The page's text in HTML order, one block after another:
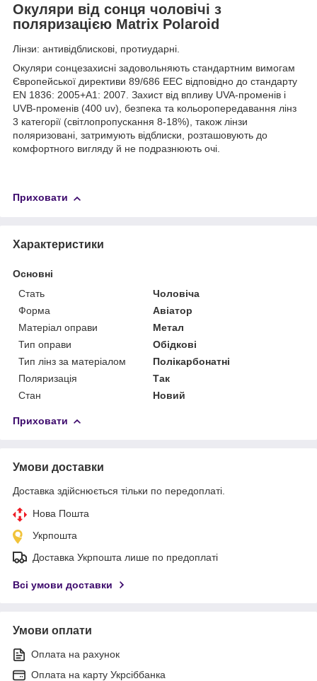
Окуляри від сонця чоловічі з
поляризацією Matrix Polaroid
Лінзи: антивідблискові, протиударні.
Окуляри сонцезахисні задовольняють стандартним вимогам
Європейської директиви 89/686 ЕЕС відповідно до стандарту
EN 1836: 2005+А1: 2007. Захист від впливу UVA-променів і
UVB-променів (400 uv), безпека та кольоропередавання лінз
3 категорії (світлопропускання 8-18%), також лінзи
поляризовані, затримують відблиски, розташовують до
комфортного вигляду й не подразнюють очі.
Приховати
Характеристики
Основні
Стать
Чоловіча
Форма
Авіатор
Матеріал оправи
Метал
Тип оправи
Обідкові
Тип лінз за матеріалом
Полікарбонатні
Поляризація
Так
Стан
Новий
Приховати
Умови доставки
Доставка здійснюється тільки по передоплаті.
Нова Пошта
Укрпошта
Доставка Укрпошта лише по предоплаті
Всі умови доставки
Умови оплати
Оплата на рахунок
Оплата на карту Укрсіббанка